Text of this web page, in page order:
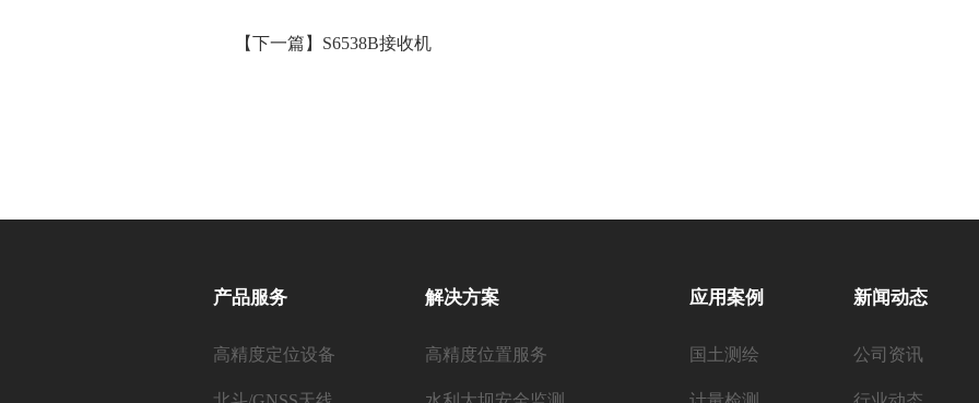
【下一篇】S6538B接收机
产品服务
高精度定位设备
解决方案
高精度位置服务
应用案例
国土测绘
新闻动态
公司资讯